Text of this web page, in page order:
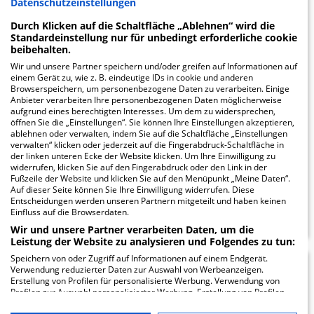
St. Vincenz-
Krankenhaus
Am Busdorf 2
33098 Paderborn
ZUM PROFIL
46.37
LWL-Klinik Paderborn -
Durch Klicken auf die Schaltfläche „Ablehnen“ wird die
Standardeinstellung nur für unbedingt erforderliche cookie
beibehalten.
Wir und unsere Partner speichern und/oder greifen auf Informationen auf
einem Gerät zu, wie z. B. eindeutige IDs in cookie und anderen
Browserspeichern, um personenbezogene Daten zu verarbeiten. Einige
Anbieter verarbeiten Ihre personenbezogenen Daten möglicherweise
aufgrund eines berechtigten Interesses. Um dem zu widersprechen,
öffnen Sie die „Einstellungen“. Sie können Ihre Einstellungen akzeptieren,
ablehnen oder verwalten, indem Sie auf die Schaltfläche „Einstellungen
verwalten“ klicken oder jederzeit auf die Fingerabdruck-Schaltfläche in
der linken unteren Ecke der Website klicken. Um Ihre Einwilligung zu
widerrufen, klicken Sie auf den Fingerabdruck oder den Link in der
Fußzeile der Website und klicken Sie auf den Menüpunkt „Meine Daten“.
Auf dieser Seite können Sie Ihre Einwilligung widerrufen. Diese
Entscheidungen werden unseren Partnern mitgeteilt und haben keinen
Einfluss auf die Browserdaten.
Wir und unsere Partner verarbeiten Daten, um die
Leistung der Website zu analysieren und Folgendes zu tun:
Speichern von oder Zugriff auf Informationen auf einem Endgerät.
Verwendung reduzierter Daten zur Auswahl von Werbeanzeigen.
Erstellung von Profilen für personalisierte Werbung. Verwendung von
Profilen zur Auswahl personalisierter Werbung. Erstellung von Profilen